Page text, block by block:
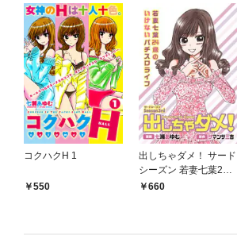
コクハクH 1
550
出しちゃダメ！ サード
シーズン 若妻七葉24
歳のいけないパチスロ
660